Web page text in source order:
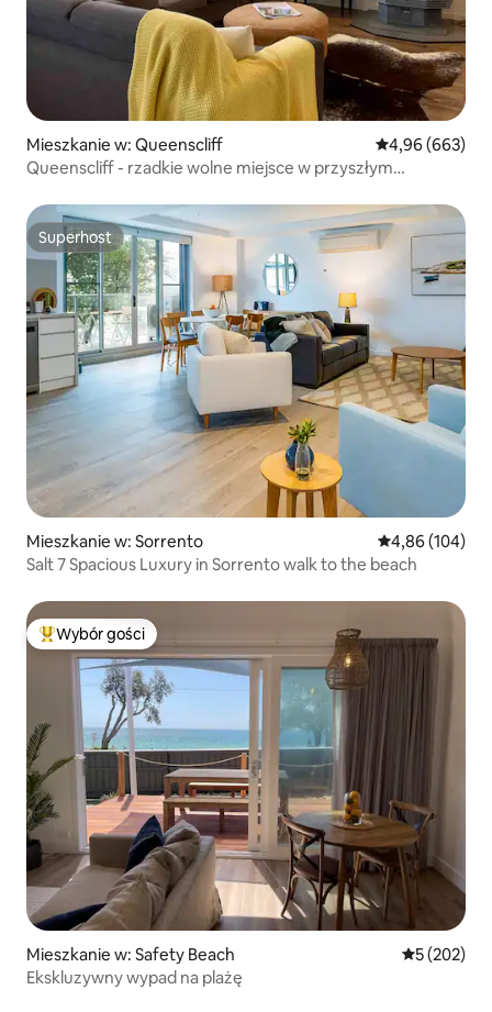
Mieszkanie w: Queenscliff Średnia
4,96 (663)
Queenscliff - rzadkie wolne miejsce w przyszłym
Superhost
Superhost
Mieszkanie w: Sorrento Średnia
4,86 (104)
Salt 7 Spacious Luxury in Sorrento walk to the beach
Najpopularniejsze z kategorii Wybór gości
Wybór gości
Mieszkanie w: Safety Beach Średnia
5 (202)
Ekskluzywny wypad na plażę